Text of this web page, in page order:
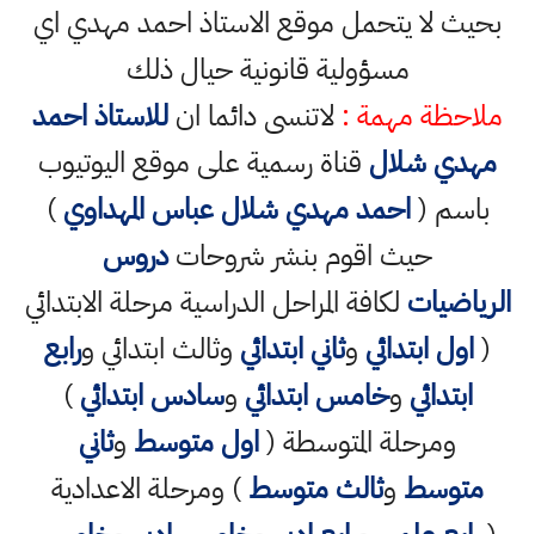
بحيث لا يتحمل موقع الاستاذ احمد مهدي اي
مسؤولية قانونية حيال ذلك
ملاحظة مهمة : لاتنسى دائما انللاستاذ احمد
مهدي شلال قناة رسمية على موقع اليوتيوب
باسم (احمد مهدي شلال عباس المهداوي)
حيث اقوم بنشر شروحاتدروس
الرياضيات لكافة المراحل الدراسية مرحلة الابتدائي
(اول ابتدائي وثاني ابتدائي وثالث ابتدائي ورابع
ابتدائي وخامس ابتدائي وسادس ابتدائي)
ومرحلة المتوسطة (اول متوسط وثاني
متوسط وثالث متوسط) ومرحلة الاعدادية